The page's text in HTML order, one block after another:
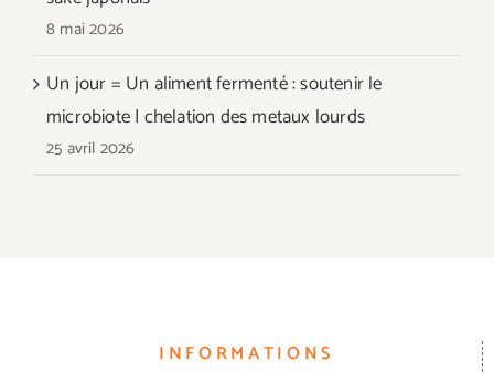
8 mai 2026
Un jour = Un aliment fermenté : soutenir le
microbiote | chelation des metaux lourds
25 avril 2026
INFORMATIONS